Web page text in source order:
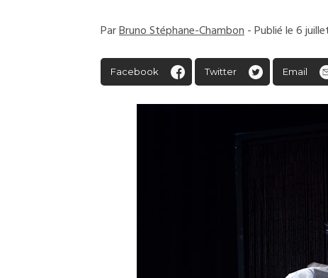
ParBruno Stéphane-Chambon- Publié le 6
Facebook Twitter Email